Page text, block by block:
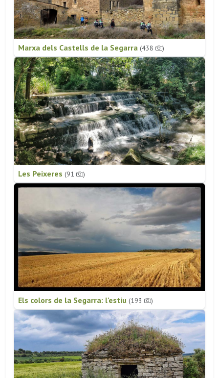
Marxa dels Castells de la Segarra (438 )
Les Peixeres (91 )
Els colors de la Segarra: l'estiu (193 )